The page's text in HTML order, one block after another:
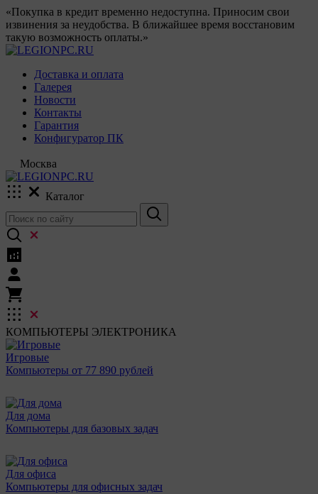
«Покупка в кредит временно недоступна. Приносим свои
извинения за неудобства. В ближайшее время восстановим
такую возможность оплаты.»
Доставка и оплата
Галерея
Новости
Контакты
Гарантия
Конфигуратор ПК
Москва
Каталог
КОМПЬЮТЕРЫ ЭЛЕКТРОНИКА
Игровые
Компьютеры от 77 890 рублей
Для дома
Компьютеры для базовых задач
Для офиса
Компьютеры для офисных задач